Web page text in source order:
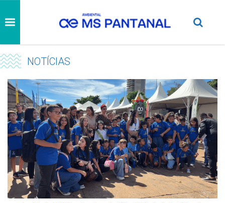
NOTÍCIAS